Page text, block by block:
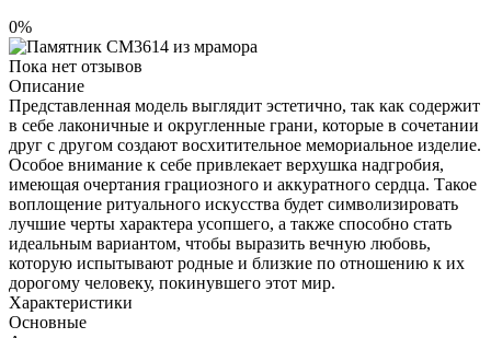
0%
Пока нет отзывов
Описание
Представленная модель выглядит эстетично, так как содержит
в себе лаконичные и округленные грани, которые в сочетании
друг с другом создают восхитительное мемориальное изделие.
Особое внимание к себе привлекает верхушка надгробия,
имеющая очертания грациозного и аккуратного сердца. Такое
воплощение ритуального искусства будет символизировать
лучшие черты характера усопшего, а также способно стать
идеальным вариантом, чтобы выразить вечную любовь,
которую испытывают родные и близкие по отношению к их
дорогому человеку, покинувшего этот мир.
Характеристики
Основные